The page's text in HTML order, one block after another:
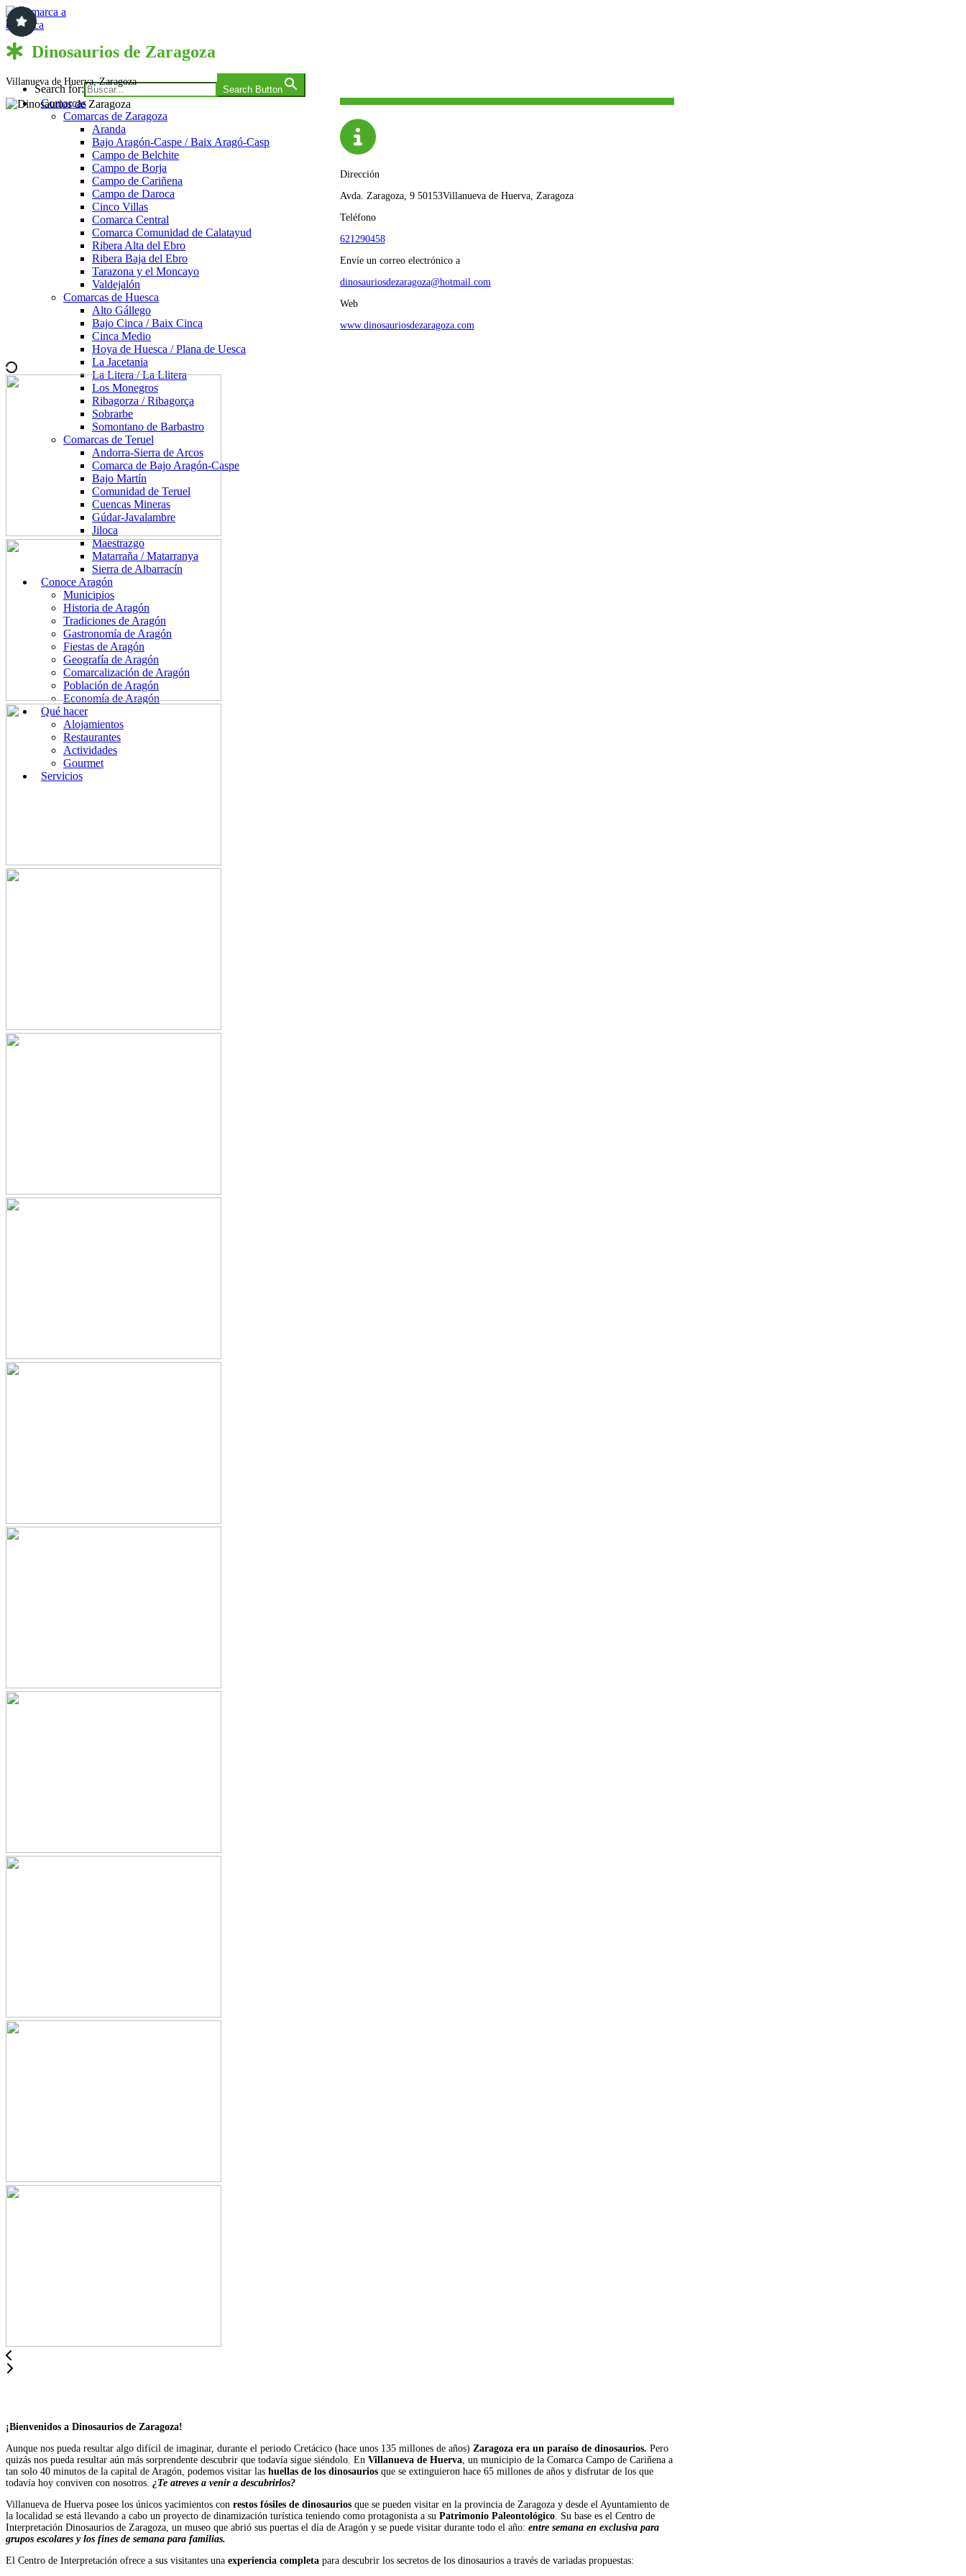
Saltar
al
contenido
Comarca a comarca
Search for: Search Button
Comarcas
Comarcas de Zaragoza
Aranda
Bajo Aragón-Caspe / Baix Aragó-Casp
Campo de Belchite
Campo de Borja
Campo de Cariñena
Campo de Daroca
Cinco Villas
Comarca Central
Comarca Comunidad de Calatayud
Ribera Alta del Ebro
Ribera Baja del Ebro
Tarazona y el Moncayo
Valdejalón
Comarcas de Huesca
Alto Gállego
Bajo Cinca / Baix Cinca
Cinca Medio
Hoya de Huesca / Plana de Uesca
La Jacetania
La Litera / La Llitera
Los Monegros
Ribagorza / Ribagorça
Sobrarbe
Somontano de Barbastro
Comarcas de Teruel
Andorra-Sierra de Arcos
Comarca de Bajo Aragón-Caspe
Bajo Martín
Comunidad de Teruel
Cuencas Mineras
Gúdar-Javalambre
Jiloca
Maestrazgo
Matarraña / Matarranya
Sierra de Albarracín
Conoce Aragón
Municipios
Historia de Aragón
Tradiciones de Aragón
Gastronomía de Aragón
Fiestas de Aragón
Geografía de Aragón
Comarcalización de Aragón
Población de Aragón
Economía de Aragón
Qué hacer
Alojamientos
Restaurantes
Actividades
Gourmet
Servicios
Dinosaurios de Zaragoza
Villanueva de Huerva, Zaragoza
Dirección
Avda. Zaragoza, 9 50153Villanueva de Huerva, Zaragoza
Teléfono
621290458
Envíe un correo electrónico a
dinosauriosdezaragoza@hotmail.com
Web
www.dinosauriosdezaragoza.com
¡Bienvenidos a Dinosaurios de Zaragoza!
Aunque nos pueda resultar algo difícil de imaginar, durante el periodo Cretácico (hace unos 135 millones de años) Zaragoza era un paraíso de dinosaurios. Pero
quizás nos pueda resultar aún más sorprendente descubrir que todavía sigue siéndolo. En Villanueva de Huerva , un municipio de la Comarca Campo de Cariñena a
tan solo 40 minutos de la capital de Aragón, podemos visitar las huellas de los dinosaurios que se extinguieron hace 65 millones de años y disfrutar de los que
todavía hoy conviven con nosotros. ¿Te atreves a venir a descubrirlos?
Villanueva de Huerva posee los únicos yacimientos con restos fósiles de dinosaurios que se pueden visitar en la provincia de Zaragoza y desde el Ayuntamiento de
la localidad se está llevando a cabo un proyecto de dinamización turística teniendo como protagonista a su Patrimonio Paleontológico . Su base es el Centro de
Interpretación Dinosaurios de Zaragoza, un museo que abrió sus puertas el día de Aragón y se puede visitar durante todo el año: entre semana en exclusiva para
grupos escolares y los fines de semana para familias.
El Centro de Interpretación ofrece a sus visitantes una experiencia completa para descubrir los secretos de los dinosaurios a través de variadas propuestas: